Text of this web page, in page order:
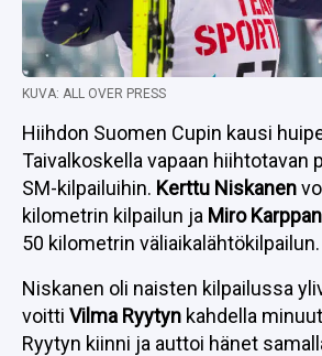
KUVA: ALL OVER PRESS
Hiihdon Suomen Cupin kausi
Taivalkoskella vapaan hiihtotavan
SM-kilpailuihin. Kerttu Niskanen
kilometrin kilpailun ja Miro
50 kilometrin väliaikalähtökilpailun.
Niskanen oli naisten kilpailussa
voitti Vilma Ryytyn kahdella
Ryytyn kiinni ja auttoi hänet